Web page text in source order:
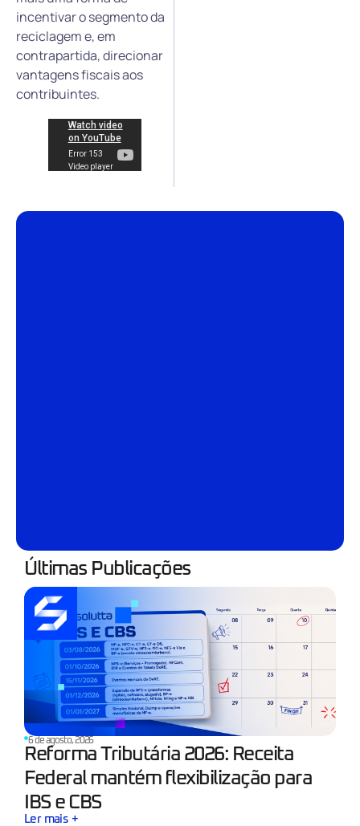
incentivar o segmento da
reciclagem e, em
contrapartida, direcionar
vantagens fiscais aos
contribuintes.
Últimas Publicações
6 de agosto, 2026
Reforma Tributária 2026: Receita
Federal mantém flexibilização para
IBS e CBS
Ler mais +